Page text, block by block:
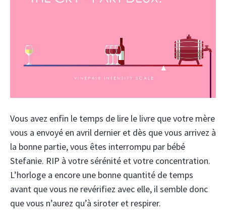
Vous avez enfin le temps de lire le livre que votre mère
vous a envoyé en avril dernier et dès que vous arrivez à
la bonne partie, vous êtes interrompu par bébé
Stefanie. RIP à votre sérénité et votre concentration.
L’horloge a encore une bonne quantité de temps
avant que vous ne revérifiez avec elle, il semble donc
que vous n’aurez qu’à siroter et respirer.